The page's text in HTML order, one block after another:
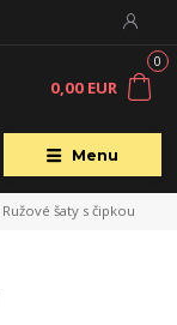
Menu
0
0,00 EUR
Ružové šaty s čipkou